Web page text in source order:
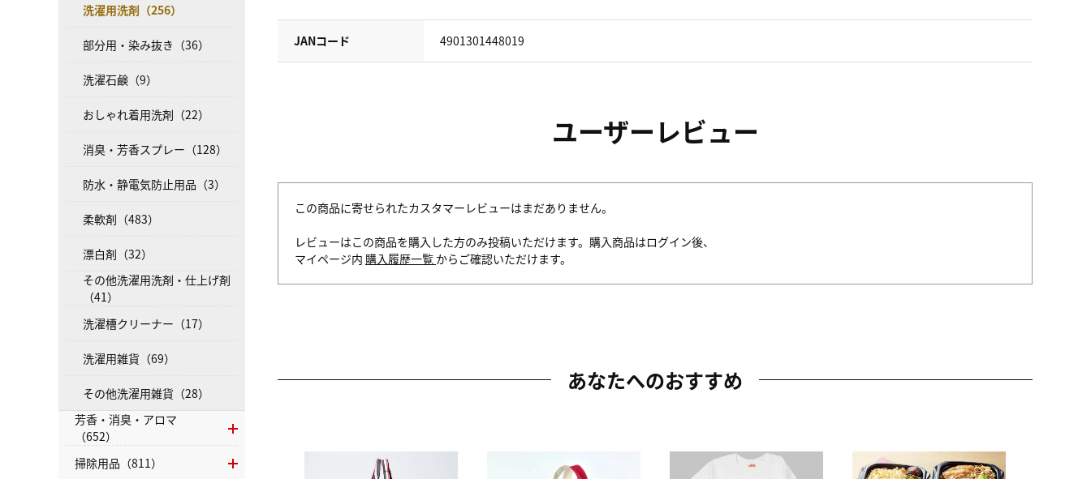
JANコード 4901301448019
ユーザーレビュー
この商品に寄せられたカスタマーレビューはまだありません。
レビューはこの商品を購入した方のみ投稿いただけます。購入商品はログイン後、
マイページ内 購入履歴一覧 からご確認いただけます。
あなたへのおすすめ
洗濯用洗剤（256）
部分用・染み抜き（36）
洗濯石鹸（9）
おしゃれ着用洗剤（22）
消臭・芳香スプレー（128）
防水・静電気防止用品（3）
柔軟剤（483）
漂白剤（32）
その他洗濯用洗剤・仕上げ剤
（41）
洗濯槽クリーナー（17）
洗濯用雑貨（69）
その他洗濯用雑貨（28）
芳香・消臭・アロマ
（652）
掃除用品（811）